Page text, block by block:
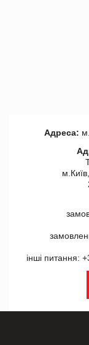
Адреса:
інші питання: